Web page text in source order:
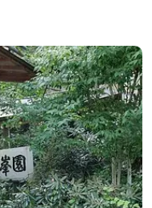
す。 お食事処と大浴場の
しました。